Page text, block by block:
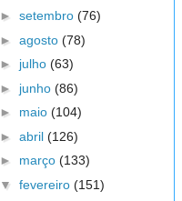
► setembro (76)
► agosto (78)
► julho (63)
► junho (86)
► maio (104)
► abril (126)
► março (133)
▼ fevereiro (151)